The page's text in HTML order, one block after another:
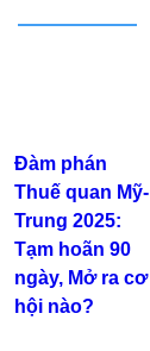
Đàm phán
Thuế quan Mỹ-
Trung 2025:
Tạm hoãn 90
ngày, Mở ra cơ
hội nào?